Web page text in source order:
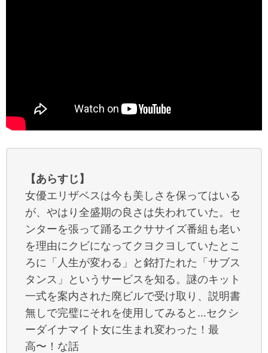
【あらすじ】
女優エリザベスは今も美しさを保ってはいる
が、やはり全盛期の良さは失われていた。セ
ンターを張って踊るエクササイズ番組も老い
を理由にクビになってクヨクヨしていたとこ
ろに「人生が変わる」と銘打たれた「サブス
タンス」というサービスを知る。謎のキット
一式を案内された廃ビルで受け取り、説明書
無しで完璧にそれを使用してみると…セクシ
ーダイナマイト女に生まれ変わった！最
高〜！な話